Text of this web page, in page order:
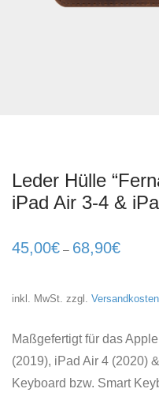
Leder Hülle
iPad Air 3-4 &
45,00€ – 68,90€
inkl. MwSt. zzgl. Versandkosten
Maßgefertigt für das
(2019), iPad Air 4 (2020)
Keyboard bzw. Smart